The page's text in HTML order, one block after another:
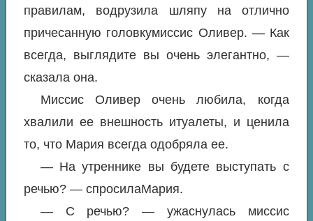
правилам, водрузила шляпу на отлично
причесанную головкумиссис Оливер. — Как
всегда, выглядите вы очень элегантно, —
сказала она.
Миссис Оливер очень любила, когда
хвалили ее внешность итуалеты, и ценила
то, что Мария всегда одобряла ее.
— На утреннике вы будете выступать с
речью? — спросилаМария.
— С речью? — ужаснулась миссис